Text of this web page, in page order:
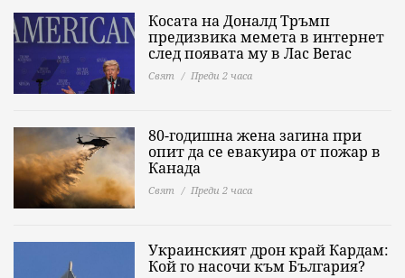
Косата на Доналд Тръмп
предизвика мемета в интернет
след появата му в Лас Вегас
Свят Преди 2 часа
80-годишна жена загина при
опит да се евакуира от пожар в
Канада
Свят Преди 2 часа
Украинският дрон край Кардам:
Кой го насочи към България?